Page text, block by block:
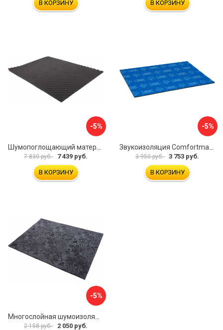
В КОРЗИНУ В КОРЗИНУ
-5%
7 830 руб. 7 439 руб.
В КОРЗИНУ
-5%
3 950 руб. 3 753 руб.
В КОРЗИНУ
-5%
2 158 руб. 2 050 руб.